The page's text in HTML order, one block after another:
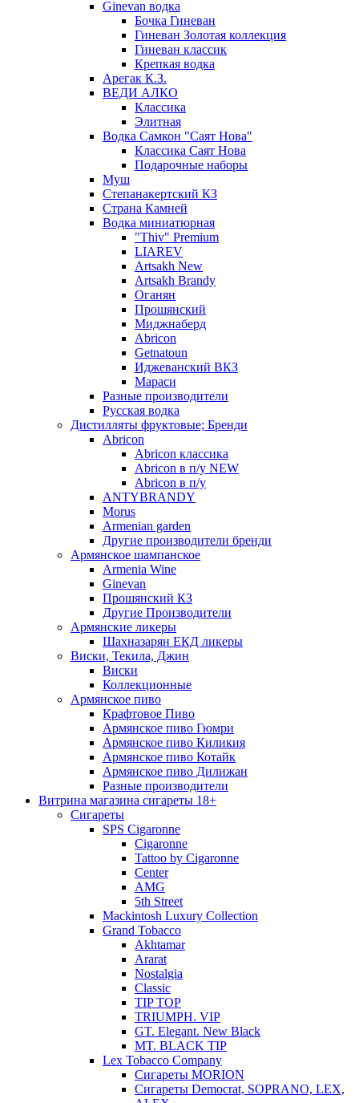
Ginevan водка
Бочка Гиневан
Гиневан Золотая коллекция
Гиневан классик
Крепкая водка
Арегак К.З.
ВЕДИ АЛКО
Классика
Элитная
Водка Самкон "Саят Нова"
Классика Саят Нова
Подарочные наборы
Муш
Степанакертский КЗ
Страна Камней
Водка миниатюрная
"Thiv" Premium
LIAREV
Artsakh New
Artsakh Brandy
Оганян
Прошянский
Миджнаберд
Abricon
Getnatoun
Иджеванский ВКЗ
Мараси
Разные производители
Русская водка
Дистилляты фруктовые; Бренди
Abricon
Abricon классика
Abricon в п/у NEW
Abricon в п/у
ANTYBRANDY
Morus
Armenian garden
Другие производители бренди
Армянское шампанское
Armenia Wine
Ginevan
Прошянский КЗ
Другие Производители
Армянские ликеры
Шахназарян ЕКД ликеры
Виски, Текила, Джин
Виски
Коллекционные
Армянское пиво
Крафтовое Пиво
Армянское пиво Гюмри
Армянское пиво Киликия
Армянское пиво Котайк
Армянское пиво Дилижан
Разные производители
Витрина магазина сигареты 18+
Cигареты
SPS Cigaronne
Сigaronne
Tattoo by Cigaronne
Center
AMG
5th Street
Mackintosh Luxury Collection
Grand Tobacco
Akhtamar
Ararat
Nostalgia
Classic
TIP TOP
TRIUMPH. VIP
GT. Elegant. New Black
MT. BLACK TIP
Lex Tobacco Company
Сигареты MORION
Сигареты Democrat, SOPRANO, LEX,